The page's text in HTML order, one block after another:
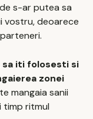
s-ar putea sa
vostru, deoarece
sa iti folosesti si
zonei
mangaia sanii
timp ritmul